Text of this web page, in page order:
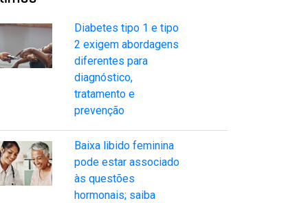
Diabetes tipo 1 e tipo
2 exigem abordagens
diferentes para
diagnóstico,
tratamento e
prevenção
Baixa libido feminina
pode estar associado
às questões
hormonais; saiba